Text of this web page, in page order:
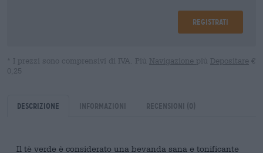
Registrati
* I prezzi sono comprensivi di IVA. Più Navigazione più Depositare €
0,25
Descrizione Informazioni Recensioni (0)
Il tè verde è considerato una bevanda sana e tonificante